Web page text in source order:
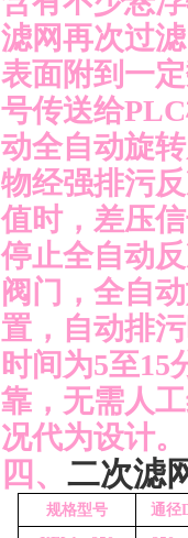
滤网再次过
表面附到一
号传送给
动全自动旋
物经强排污
值时，差压
停止全自动
阀门，全自
置，自动排
时间为5至
靠，无需人
况代为设计。
四、 二次滤
规格型号 通径